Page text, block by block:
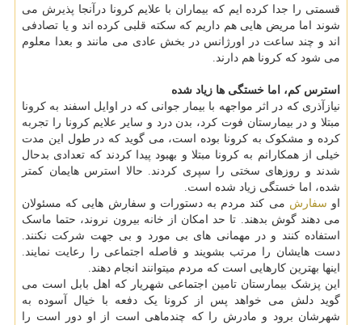
قسمتی را جدا کرده ایم که بیماران با علایم کرونا درآنجا پذیرش می
شوند اما مریض هایی هم داریم که سکته قلبی کرده اند و یا تصادفی
اند و چند ساعت در اورژانس در بخش عادی می مانند و بعدا معلوم
می شود که کرونا هم دارند.
استرس کم، اما خستگی ها زیاد شده
نیازآذری که در اثر مواجهه با بیمار جوانی که در اوایل اسفند به کرونا
مبتلا و در بیمارستان فوت کرد، بدن درد و سایر علایم کرونا را تجربه
کرده و مشکوک به کرونا بوده است، می گوید که در طول این مدت
خیلی از همکارانم به کرونا مبتلا و بهبود پیدا کردند که تعدادی بدحال
شدند و روزهای سختی را سپری کردند. حالا استرس هایمان کمتر
شده، اما خستگی زیاد شده است.
او سفارش می کند مردم به دستورات و سفارش هایی که مسئولان
می دهند گوش بدهند. تا حد امکان از خانه بیرون نروند، حتما ماسک
استفاده کنند و در مهمانی های بی مورد و بی جهت شرکت نکنند.
دست هایشان را مرتب بشویند و فاصله اجتماعی را رعایت نمایند.
اینها بهترین کارهایی است که مردم میتوانند انجام دهند.
این پزشک بیمارستان تامین اجتماعی شهریار که اهل بابل است می
گوید دلش می خواهد پس از کرونا یک دفعه با خیال آسوده به
شهرشان برود و مادرش را که چندماهی است از او دور است را